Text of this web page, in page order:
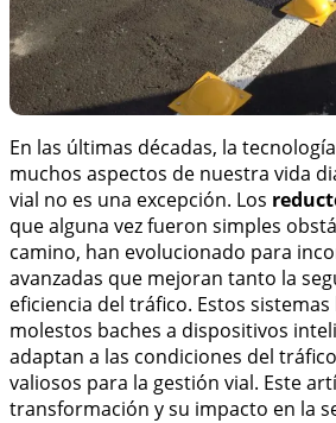
En las últimas décadas, la
muchos aspectos de nuestra vida
vial no es una excepción. Los
que alguna vez fueron simples
camino, han evolucionado para
avanzadas que mejoran tanto la
eficiencia del tráfico. Estos
molestos baches a dispositivos
adaptan a las condiciones del
valiosos para la gestión vial. Este
transformación y su impacto en la